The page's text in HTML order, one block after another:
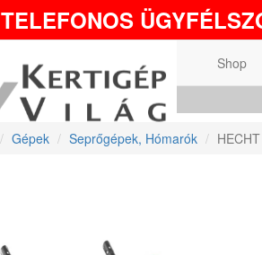
TELEFONOS
Shop
Gépek Seprőgépek, Hómarók